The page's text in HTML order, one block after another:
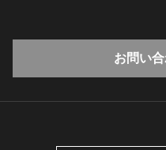
お問い